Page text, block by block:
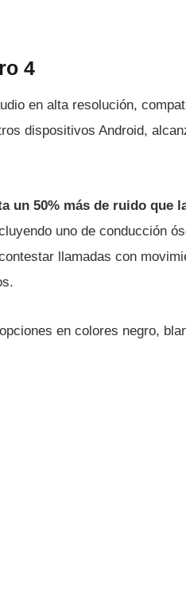
4
en alta resolución,
dispositivos Android,
un 50% más de ruido que
uno de conducción
llamadas con
en colores negro,